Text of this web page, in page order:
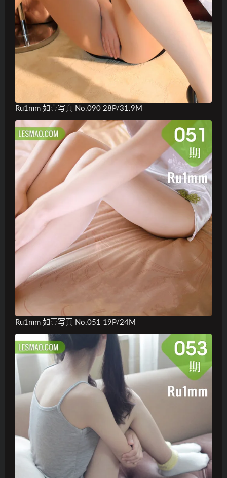
Ru1mm 如壹写真 No.090 28P/31.9M
Ru1mm 如壹写真 No.051 19P/24M